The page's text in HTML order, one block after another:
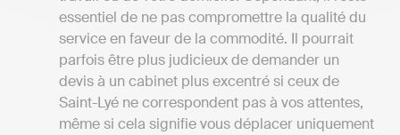
essentiel de ne pas compromettre la qualité du
service en faveur de la commodité. Il pourrait
parfois être plus judicieux de demander un
devis à un cabinet plus excentré si ceux de
Saint-Lyé ne correspondent pas à vos attentes,
même si cela signifie vous déplacer uniquement